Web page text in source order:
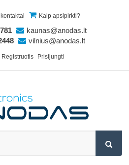
Kaip apsipirkti?
kaunas@anodas.lt
vilnius@anodas.lt
Registruotis Prisijungti